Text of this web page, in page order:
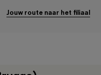
Jouw route naar het filiaal